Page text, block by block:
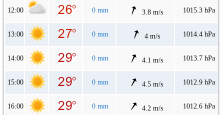
12:00 0 mm 3.8 m/s 1015.3 hPa
13:00 0 mm 4 m/s 1014.4 hPa
14:00 0 mm 4.1 m/s 1013.7 hPa
15:00 0 mm 4.5 m/s 1012.9 hPa
16:00 0 mm 4.2 m/s 1012.6 hPa